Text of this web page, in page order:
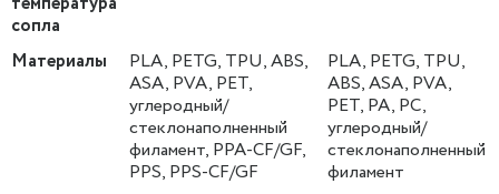
сопла
Материалы
PLA, PETG, TPU, ABS,
ASA, PVA, PET,
углеродный/
стеклонаполненный
филамент, PPA-CF/GF,
PPS, PPS-CF/GF
PLA, PETG, TPU,
ABS, ASA, PVA,
PET, PA, PC,
углеродный/
стеклонаполненный
филамент